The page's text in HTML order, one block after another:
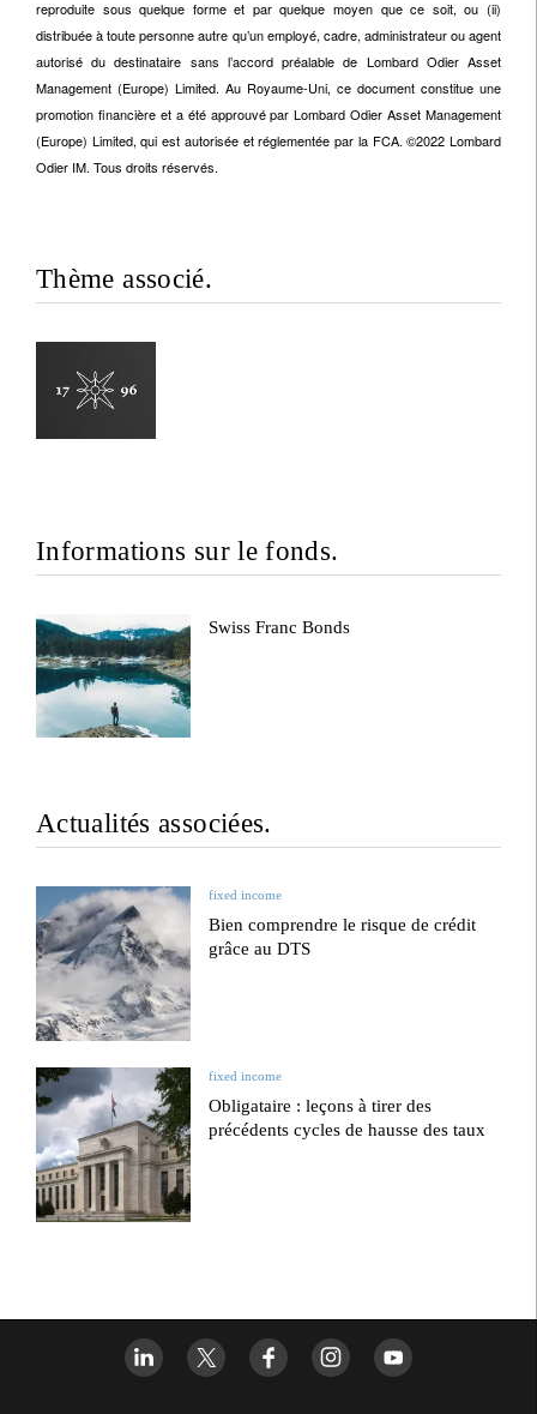
reproduite sous quelque forme et par quelque moyen que ce soit, ou (ii)
distribuée à toute personne autre qu’un employé, cadre, administrateur ou agent
autorisé du destinataire sans l’accord préalable de Lombard Odier Asset
Management (Europe) Limited. Au Royaume-Uni, ce document constitue une
promotion financière et a été approuvé par Lombard Odier Asset Management
(Europe) Limited, qui est autorisée et réglementée par la FCA. ©2022 Lombard
Odier IM. Tous droits réservés.
Thème associé.
Informations sur le fonds.
Swiss Franc Bonds
Actualités associées.
fixed income
Bien comprendre le risque de crédit
grâce au DTS
fixed income
Obligataire : leçons à tirer des
précédents cycles de hausse des taux